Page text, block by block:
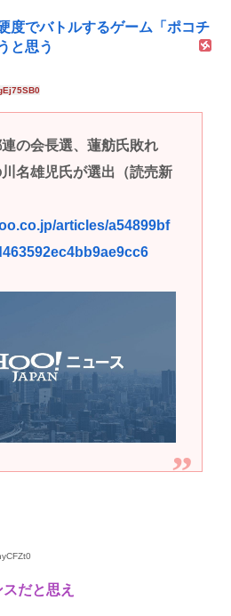
度でバトルするゲーム「ポコチ
と思う
の会長選、蓮舫氏敗れ
名雄児氏が選出（読売新
articles/a54899bf
だと思え